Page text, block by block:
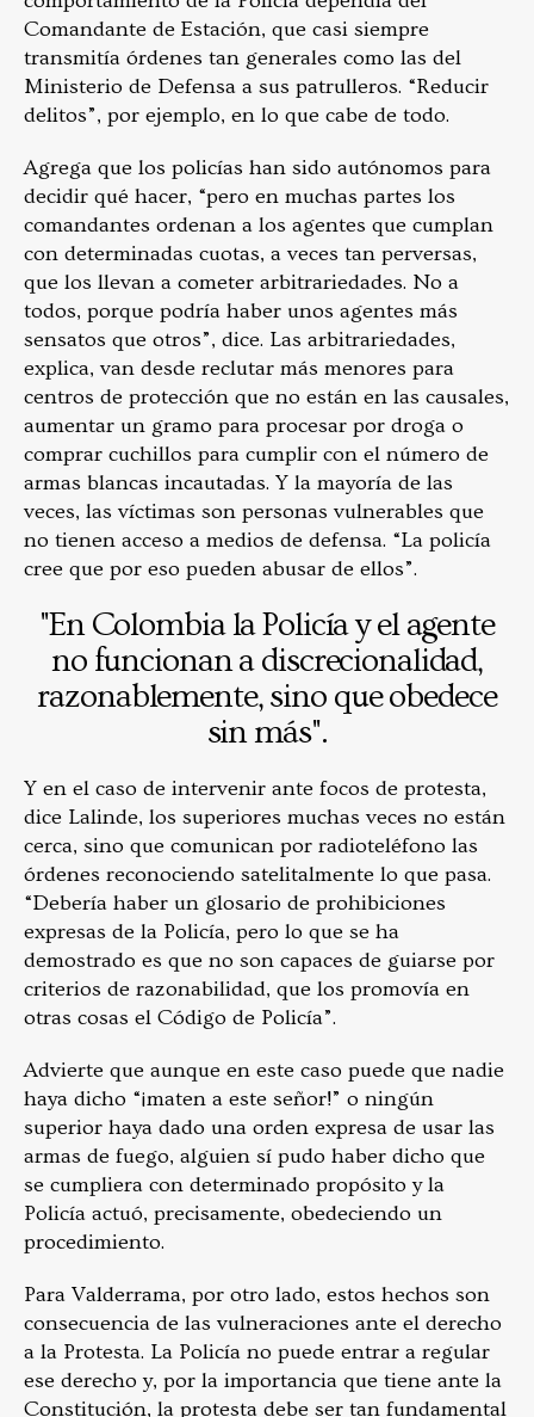
Comandante de Estación, que casi siempre
transmitía órdenes tan generales como las del
Ministerio de Defensa a sus patrulleros. “Reducir
delitos”, por ejemplo, en lo que cabe de todo.
Agrega que los policías han sido autónomos para
decidir qué hacer, “pero en muchas partes los
comandantes ordenan a los agentes que cumplan
con determinadas cuotas, a veces tan perversas,
que los llevan a cometer arbitrariedades. No a
todos, porque podría haber unos agentes más
sensatos que otros”, dice. Las arbitrariedades,
explica, van desde reclutar más menores para
centros de protección que no están en las causales,
aumentar un gramo para procesar por droga o
comprar cuchillos para cumplir con el número de
armas blancas incautadas. Y la mayoría de las
veces, las víctimas son personas vulnerables que
no tienen acceso a medios de defensa. “La policía
cree que por eso pueden abusar de ellos”.
"En Colombia la Policía y el agente
no funcionan a discrecionalidad,
razonablemente, sino que obedece
sin más".
Y en el caso de intervenir ante focos de protesta,
dice Lalinde, los superiores muchas veces no están
cerca, sino que comunican por radioteléfono las
órdenes reconociendo satelitalmente lo que pasa.
“Debería haber un glosario de prohibiciones
expresas de la Policía, pero lo que se ha
demostrado es que no son capaces de guiarse por
criterios de razonabilidad, que los promovía en
otras cosas el Código de Policía”.
Advierte que aunque en este caso puede que nadie
haya dicho “¡maten a este señor!” o ningún
superior haya dado una orden expresa de usar las
armas de fuego, alguien sí pudo haber dicho que
se cumpliera con determinado propósito y la
Policía actuó, precisamente, obedeciendo un
procedimiento.
Para Valderrama, por otro lado, estos hechos son
consecuencia de las vulneraciones ante el derecho
a la Protesta. La Policía no puede entrar a regular
ese derecho y, por la importancia que tiene ante la
Constitución, la protesta debe ser tan fundamental